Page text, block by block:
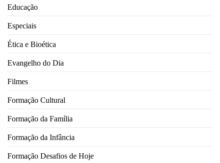
Educação
Especiais
Ética e Bioética
Evangelho do Dia
Filmes
Formação Cultural
Formação da Família
Formação da Infância
Formação Desafios de Hoje